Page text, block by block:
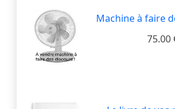
Machine à faire
75.00